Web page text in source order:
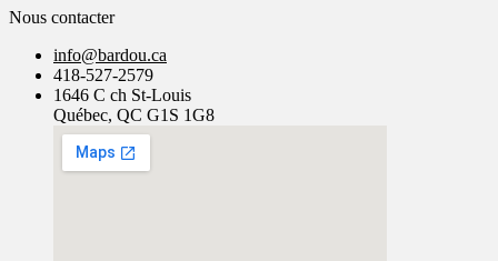
Nous contacter
info@bardou.ca
418-527-2579
1646 C ch St-Louis
Québec, QC G1S 1G8